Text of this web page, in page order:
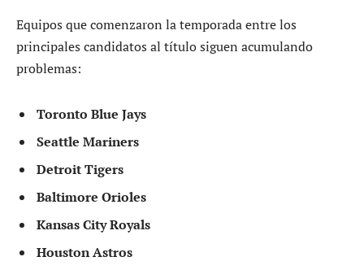
Equipos que comenzaron la temporada entre los
principales candidatos al título siguen acumulando
problemas:
Toronto Blue Jays
Seattle Mariners
Detroit Tigers
Baltimore Orioles
Kansas City Royals
Houston Astros